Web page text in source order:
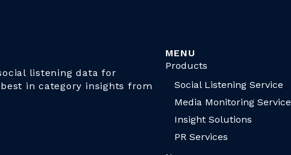
listening data for
in category insights from
MENU
Products
Social Listening Service
Media Monitoring Service
Insight Solutions
PR Services